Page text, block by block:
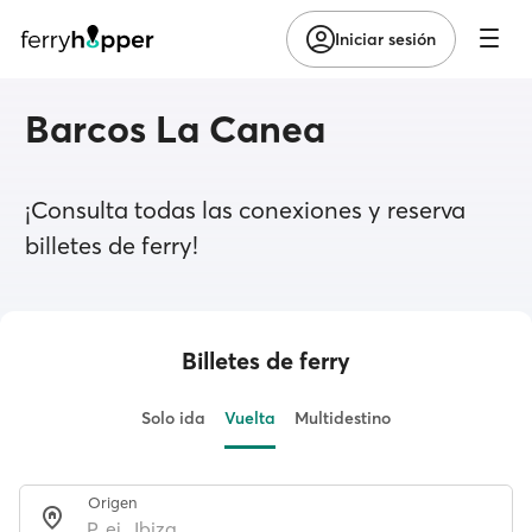
Iniciar sesión
Barcos La Canea
¡Consulta todas las conexiones y reserva
billetes de ferry!
Billetes de ferry
Solo ida Vuelta Multidestino
Origen